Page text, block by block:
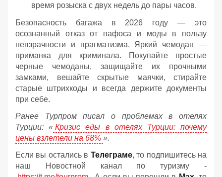
время розыска с двух недель до пары часов.
Безопасность багажа в 2026 году — это
осознанный отказ от пафоса и моды в пользу
невзрачности и прагматизма. Яркий чемодан —
приманка для криминала. Покупайте простые
черные чемоданы, защищайте их прочными
замками, вешайте скрытые маячки, стирайте
старые штрихкоды и всегда держите документы
при себе.
Ранее Турпром писал о проблемах в отелях
Турции: « Кризис еды в отелях Турции: почему
цены взлетели на 68% ».
Если вы остались в Телеграме, то подпишитесь на
наш Новостной канал по туризму -